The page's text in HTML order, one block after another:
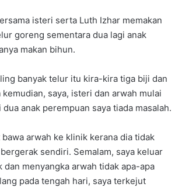
isteri serta Luth Izhar memakan
goreng sementara dua lagi anak
makan bihun.
banyak telur itu kira-kira tiga biji dan
saya, isteri dan arwah mulai
anak perempuan saya tiada masalah.
bawa arwah ke klinik kerana dia tidak
sendiri. Semalam, saya keluar
dan menyangka arwah tidak apa-apa
pada tengah hari, saya terkejut